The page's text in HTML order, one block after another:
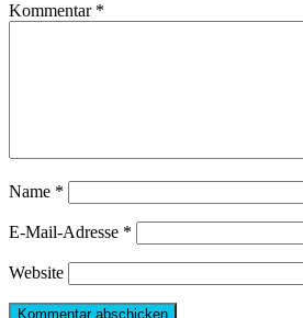
Kommentar *
Name *
E-Mail-Adresse *
Website